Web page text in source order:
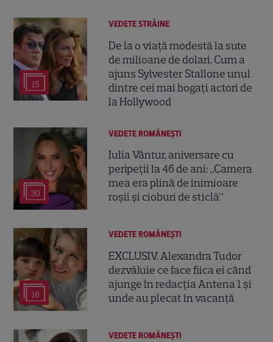
15
VEDETE STRĂINE
De la o viață modestă la sute
de milioane de dolari. Cum a
ajuns Sylvester Stallone unul
dintre cei mai bogați actori de
la Hollywood
30
VEDETE ROMÂNEŞTI
Iulia Vântur, aniversare cu
peripeții la 46 de ani: „Camera
mea era plină de inimioare
roșii și cioburi de sticlă”
16
VEDETE ROMÂNEŞTI
EXCLUSIV. Alexandra Tudor
dezvăluie ce face fiica ei când
ajunge în redacția Antena 1 și
unde au plecat în vacanță
VEDETE ROMÂNEŞTI